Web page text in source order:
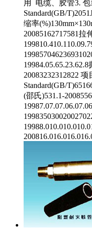
用 电缆、胶管3.
Standard(GB/
缩率
20085162717581拉
20083232312822 项
Standard(GB/
(邵氏)531.1-